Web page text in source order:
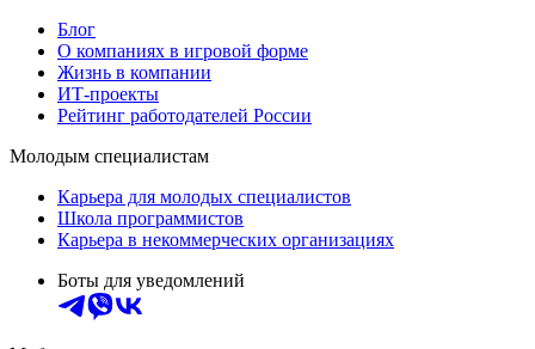
Блог
О компаниях в игровой форме
Жизнь в компании
ИТ-проекты
Рейтинг работодателей России
Молодым специалистам
Карьера для молодых специалистов
Школа программистов
Карьера в некоммерческих организациях
Боты для уведомлений